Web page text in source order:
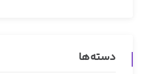
دسته‌ها